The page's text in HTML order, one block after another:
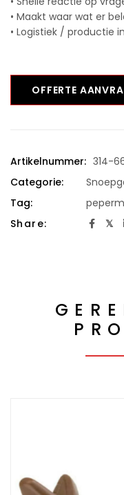
• Maakt waar wat er
• Logistiek / productie
OFFERTE
Artikelnummer: 314-
Categorie:
Tag:
Share: